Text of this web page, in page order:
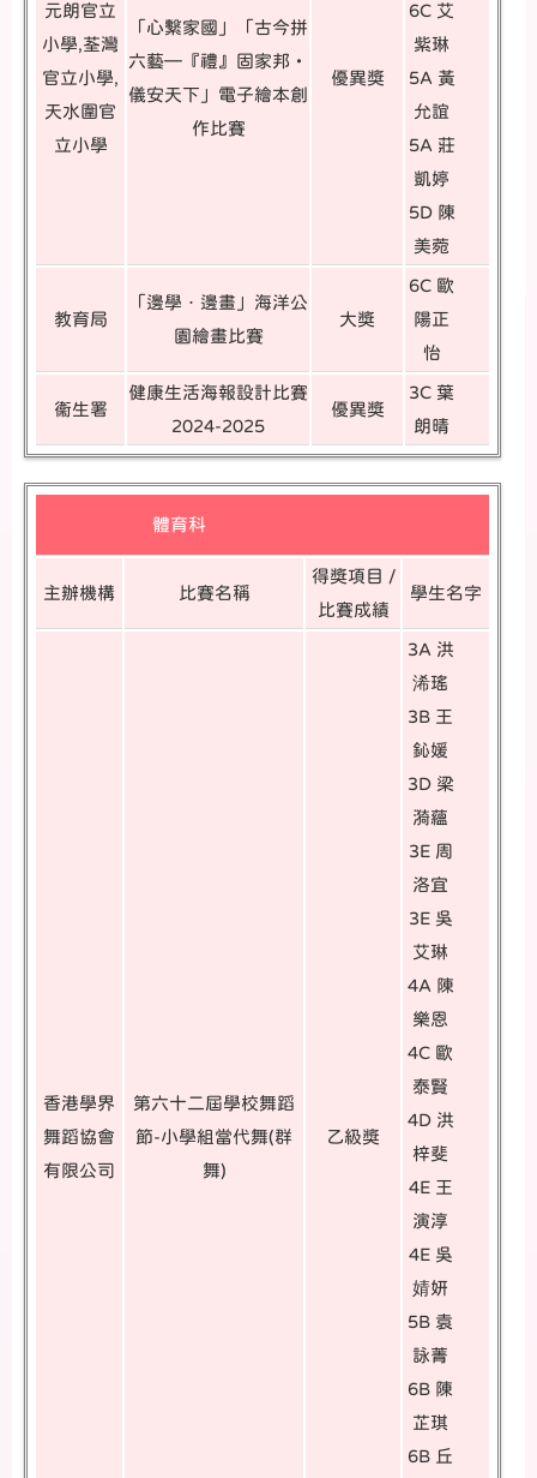
元朗官立
小學,荃灣
官立小學,
天水圍官
立小學
「心繫家國」「古今拼
六藝—『禮』固家邦・
儀安天下」電子繪本創
作比賽
優異獎
6C 艾
紫琳
5A 黃
允誼
5A 莊
凱婷
5D 陳
美菀
教育局
「邊學．邊畫」海洋公
園繪畫比賽
大獎
6C 歐
陽正
怡
衞生署
健康生活海報設計比賽
2024-2025
優異獎
3C 葉
朗晴
體育科
主辦機構 比賽名稱
得獎項目 /
比賽成績
學生名字
香港學界
舞蹈協會
有限公司
第六十二屆學校舞蹈
節-小學組當代舞(群
舞)
乙級獎
3A 洪
浠瑤
3B 王
鈊媛
3D 梁
漪蘊
3E 周
洛宜
3E 吳
艾琳
4A 陳
樂恩
4C 歐
泰賢
4D 洪
梓斐
4E 王
演淳
4E 吳
婧妍
5B 袁
詠菁
6B 陳
芷琪
6B 丘